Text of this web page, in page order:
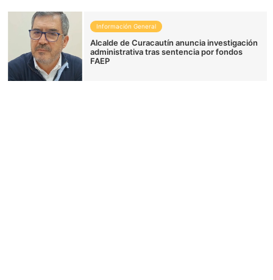
Información General
Alcalde de Curacautín anuncia investigación
administrativa tras sentencia por fondos
FAEP